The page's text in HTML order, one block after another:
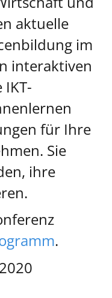
aktuelle
im
interaktiven
für Ihre
Sie
ihre
.